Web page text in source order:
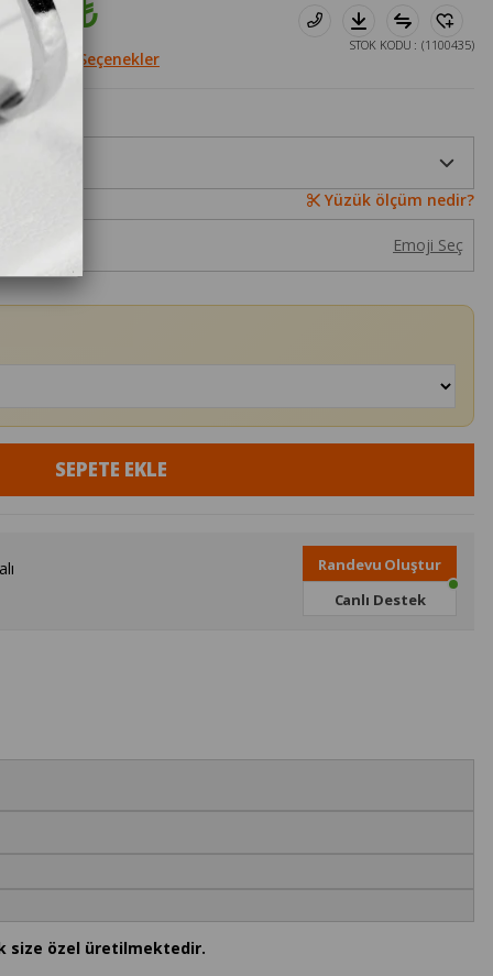
Diğer Seçenekler
(1100435)
STOK KODU
Yüzük ölçüm nedir?
Emoji Seç
Randevu Oluştur
Canlı Destek
size özel üretilmektedir.